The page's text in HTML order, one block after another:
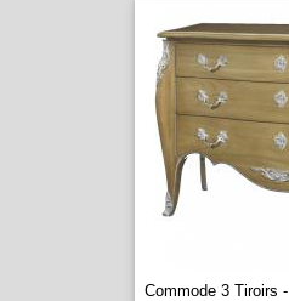
Commode 3 Tiroirs -